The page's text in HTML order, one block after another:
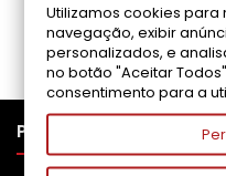
PRODUTOS
Utilizamos cookies
navegação, exibir
personalizados, e
no botão "Aceitar
consentimento para a